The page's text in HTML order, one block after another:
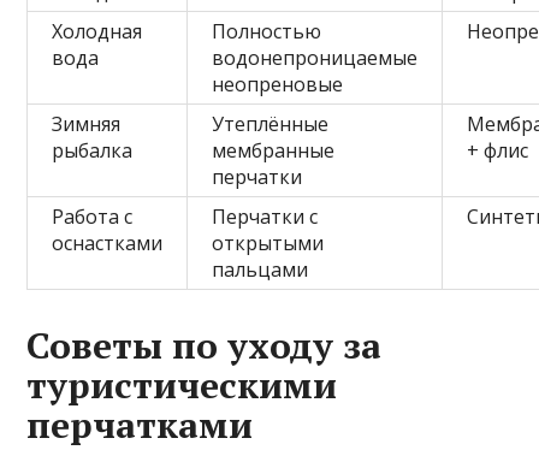
Холодная
вода
Полностью
водонепроницаемые
неопреновые
Зимняя
рыбалка
Утеплённые
мембранные
перчатки
+ флис
Работа с
оснастками
Перчатки с
открытыми
пальцами
Советы по уходу за
туристическими
перчатками